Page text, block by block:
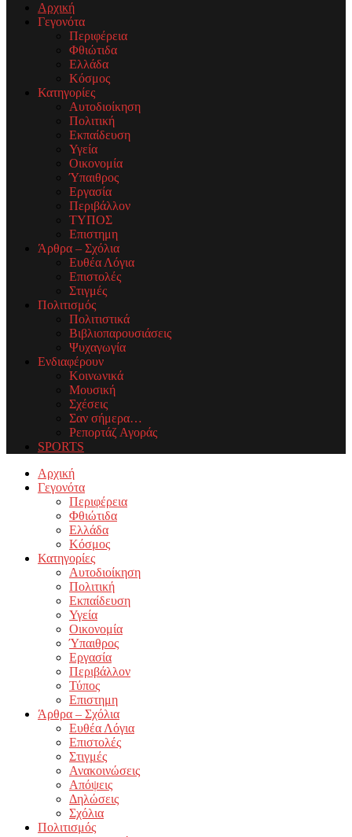
Αρχική
Γεγονότα
Περιφέρεια
Φθιώτιδα
Ελλάδα
Κόσμος
Κατηγορίες
Αυτοδιοίκηση
Πολιτική
Εκπαίδευση
Υγεία
Οικονομία
Ύπαιθρος
Εργασία
Περιβάλλον
ΤΥΠΟΣ
Επιστημη
Άρθρα – Σχόλια
Ευθέα Λόγια
Επιστολές
Στιγμές
Πολιτισμός
Πολιτιστικά
Βιβλιοπαρουσιάσεις
Ψυχαγωγία
Ενδιαφέρουν
Κοινωνικά
Μουσική
Σχέσεις
Σαν σήμερα…
Ρεπορτάζ Αγοράς
SPORTS
Facebook
Twitter
Instagram
Youtube
Email
Αρχική
Γεγονότα
Περιφέρεια
Φθιώτιδα
Ελλάδα
Κόσμος
Κατηγορίες
Αυτοδιοίκηση
Πολιτική
Εκπαίδευση
Υγεία
Οικονομία
Ύπαιθρος
Εργασία
Περιβάλλον
Τύπος
Επιστημη
Άρθρα – Σχόλια
Ευθέα Λόγια
Επιστολές
Στιγμές
Ανακοινώσεις
Απόψεις
Δηλώσεις
Σχόλια
Πολιτισμός